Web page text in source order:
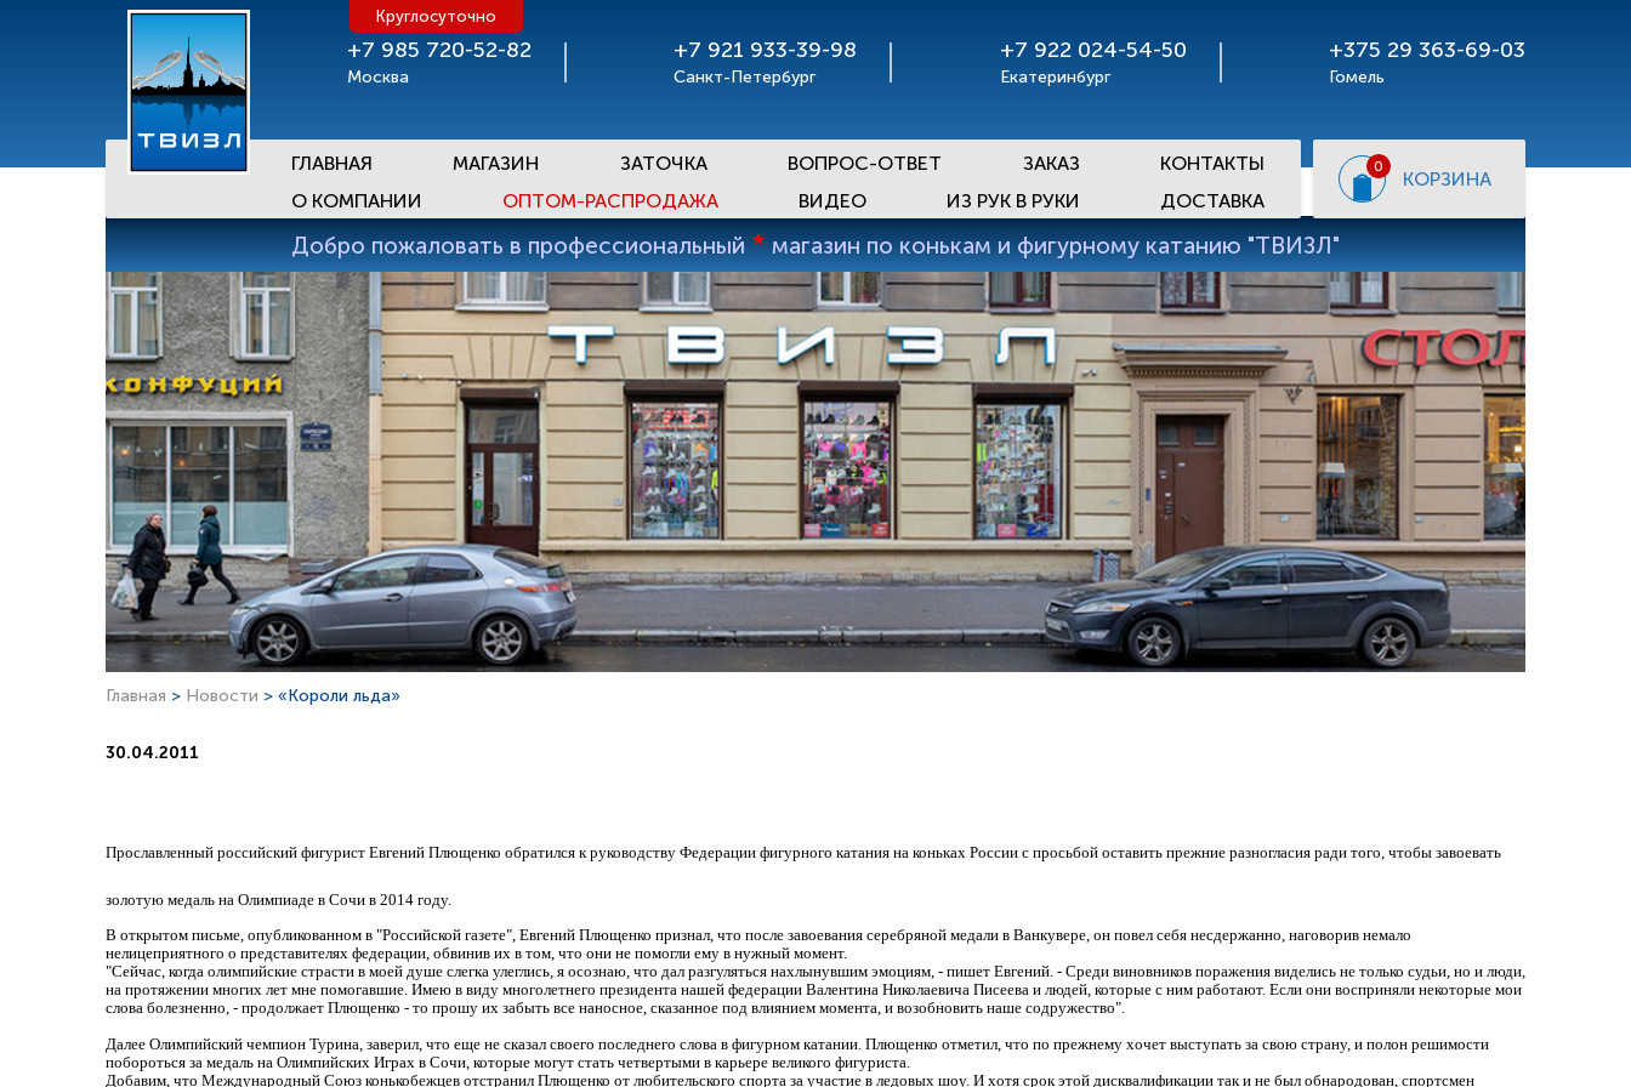
+7 985 720-52-82
Москва
Круглосуточно
+7 921 933-39-98
Санкт-Петербург
+7 922 024-54-50
Екатеринбург
+375 29 363-69-03
Гомель
ГЛАВНАЯ МАГАЗИН ЗАТОЧКА ВОПРОС-ОТВЕТ ЗАКАЗ
КОНТАКТЫ
О КОМПАНИИ
ОПТОМ-РАСПРОДАЖА ВИДЕО ИЗ РУК В РУКИ ДОСТАВКА
0
КОРЗИНА
Добро пожаловать в профессиональный * магазин по конькам и фигурному катанию "ТВИЗЛ"
Главная > Новости > «Короли льда»
30.04.2011
Прославленный российский фигурист Евгений Плющенко обратился к руководству Федерации фигурного катания на коньках России с просьбой оставить прежние разногласия ради того, чтобы завоевать
золотую медаль на Олимпиаде в Сочи в 2014 году.
В открытом письме, опубликованном в "Российской газете", Евгений Плющенко признал, что после завоевания серебряной медали в Ванкувере, он повел себя несдержанно, наговорив немало
нелицеприятного о представителях федерации, обвинив их в том, что они не помогли ему в нужный момент.
"Сейчас, когда олимпийские страсти в моей душе слегка улеглись, я осознаю, что дал разгуляться нахлынувшим эмоциям, - пишет Евгений. - Среди виновников поражения виделись не только судьи, но и люди,
на протяжении многих лет мне помогавшие. Имею в виду многолетнего президента нашей федерации Валентина Николаевича Писеева и людей, которые с ним работают. Если они восприняли некоторые мои
слова болезненно, - продолжает Плющенко - то прошу их забыть все наносное, сказанное под влиянием момента, и возобновить наше содружество".
Далее Олимпийский чемпион Турина, заверил, что еще не сказал своего последнего слова в фигурном катании. Плющенко отметил, что по прежнему хочет выступать за свою страну, и полон решимости
побороться за медаль на Олимпийских Играх в Сочи, которые могут стать четвертыми в карьере великого фигуриста.
Добавим, что Международный Союз конькобежцев отстранил Плющенко от любительского спорта за участие в ледовых шоу. И хотя срок этой дисквалификации так и не был обнародован, спортсмен